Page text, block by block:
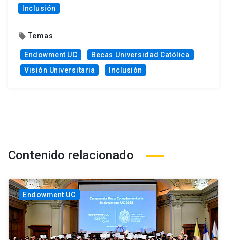
Inclusión
local_offer Temas
Endowment UC
Becas Universidad Católica
Visión Universitaria
Inclusión
Contenido relacionado
Endowment UC